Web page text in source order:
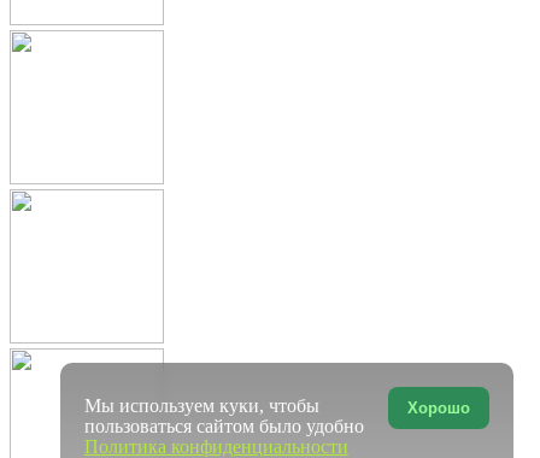
Хорошо
Мы используем куки, чтобы
пользоваться сайтом было удобно
Политика конфиденциальности